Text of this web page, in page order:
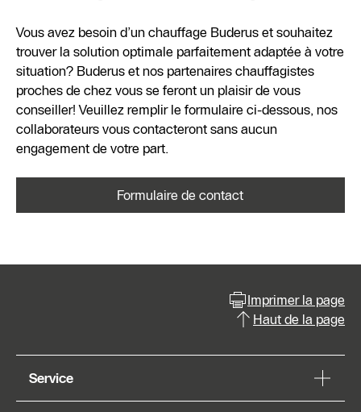
Vous avez besoin d’un chauffage Buderus et souhaitez
trouver la solution optimale parfaitement adaptée à votre
situation? Buderus et nos partenaires chauffagistes
proches de chez vous se feront un plaisir de vous
conseiller! Veuillez remplir le formulaire ci-dessous, nos
collaborateurs vous contacteront sans aucun
engagement de votre part.
Formulaire de contact
Imprimer la page
Haut de la page
Service